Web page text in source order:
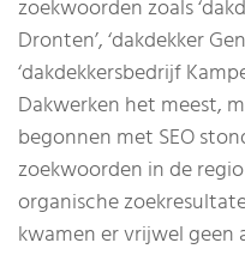
zoekwoorden zoals
Dronten’, ‘dakdekker
‘dakdekkersbedrijf
Dakwerken het meest,
begonnen met SEO
zoekwoorden in de
organische
kwamen er vrijwel geen